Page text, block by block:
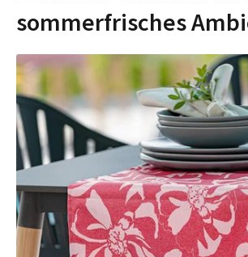
sommerfrisches